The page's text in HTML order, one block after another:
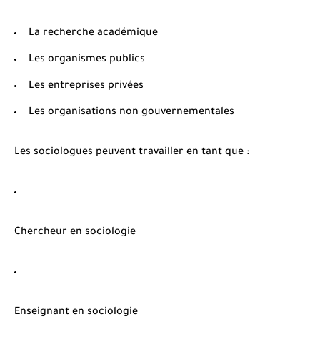
La recherche académique
Les organismes publics
Les entreprises privées
Les organisations non gouvernementales
Les sociologues peuvent travailler en tant que :
Chercheur en sociologie
Enseignant en sociologie